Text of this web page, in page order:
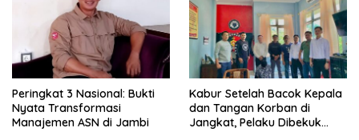
Peringkat 3 Nasional: Bukti
Nyata Transformasi
Manajemen ASN di Jambi
Kabur Setelah Bacok Kepala
dan Tangan Korban di
Jangkat, Pelaku Dibekuk